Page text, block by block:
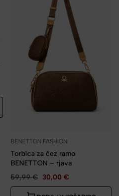
BENETTON FASHION
Torbica za čez ramo
BENETTON – rjava
59,99€ 30,00 €